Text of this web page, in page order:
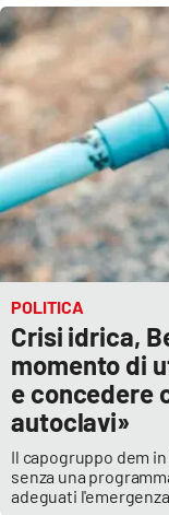
POLITICA
Crisi idrica,
momento di
e concedere
autoclavi»
Il capogruppo dem
senza una
adeguati